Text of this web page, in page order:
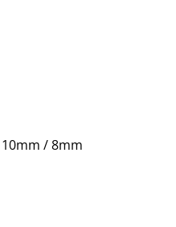
/ 8mm